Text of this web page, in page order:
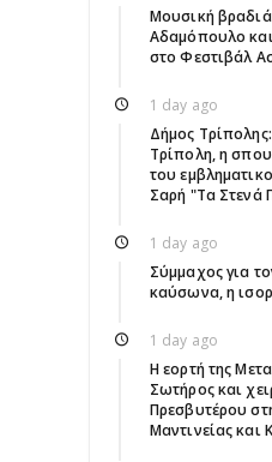
Μουσική
Αδαμόπουλο
στο Φεστιβάλ
1 day ago
Δήμος
Τρίπολη, η
του
Σαρή "Τα Στενά
1 day ago
Σύμμαχος για
καύσωνα, η
1 day ago
Η εορτή της
Σωτήρος και
Πρεσβυτέρου
Μαντινείας και